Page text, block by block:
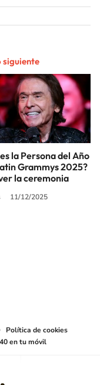
la Persona del Año
Grammys 2025?
la ceremonia
11/12/2025
Política de cookies
en tu móvil